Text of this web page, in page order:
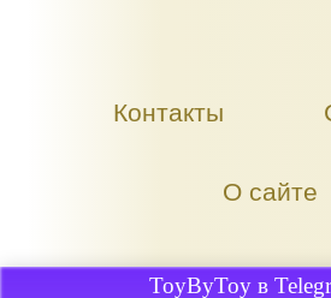
Контакты
О сайте
ToyByToy в